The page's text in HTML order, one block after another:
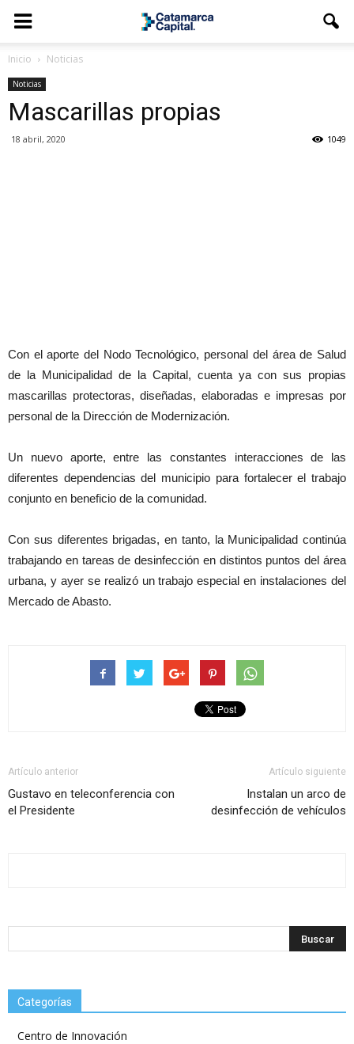
Inicio Noticias
Noticias
Mascarillas propias
18 abril, 2020 1049
Con el aporte del Nodo Tecnológico, personal del área de Salud
de la Municipalidad de la Capital, cuenta ya con sus propias
mascarillas protectoras, diseñadas, elaboradas e impresas por
personal de la Dirección de Modernización.
Un nuevo aporte, entre las constantes interacciones de las
diferentes dependencias del municipio para fortalecer el trabajo
conjunto en beneficio de la comunidad.
Con sus diferentes brigadas, en tanto, la Municipalidad continúa
trabajando en tareas de desinfección en distintos puntos del área
urbana, y ayer se realizó un trabajo especial en instalaciones del
Mercado de Abasto.
Artículo anterior
Gustavo en teleconferencia con
el Presidente
Artículo siguiente
Instalan un arco de
desinfección de vehículos
Categorías
Centro de Innovación